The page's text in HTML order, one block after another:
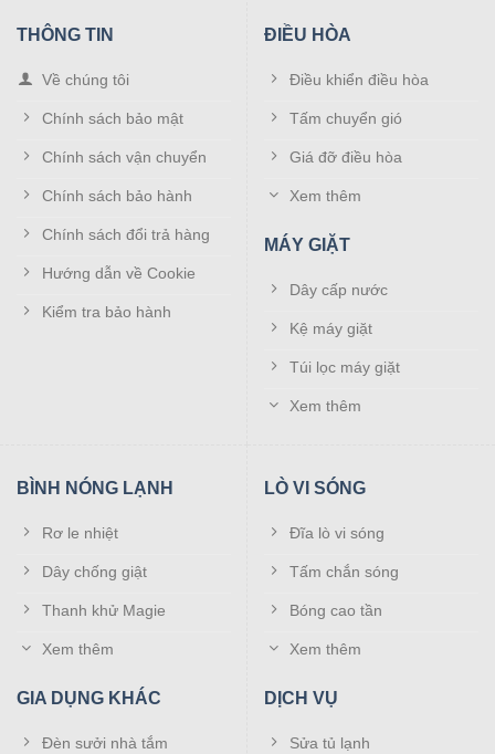
THÔNG TIN
Về chúng tôi
Chính sách bảo mật
Chính sách vận chuyển
Chính sách bảo hành
Chính sách đổi trả hàng
Hướng dẫn về Cookie
Kiểm tra bảo hành
ĐIỀU HÒA
Điều khiển điều hòa
Tấm chuyển gió
Giá đỡ điều hòa
Xem thêm
MÁY GIẶT
Dây cấp nước
Kệ máy giặt
Túi lọc máy giặt
Xem thêm
BÌNH NÓNG LẠNH
Rơ le nhiệt
Dây chống giật
Thanh khử Magie
Xem thêm
GIA DỤNG KHÁC
Đèn sưởi nhà tắm
LÒ VI SÓNG
Đĩa lò vi sóng
Tấm chắn sóng
Bóng cao tần
Xem thêm
DỊCH VỤ
Sửa tủ lạnh